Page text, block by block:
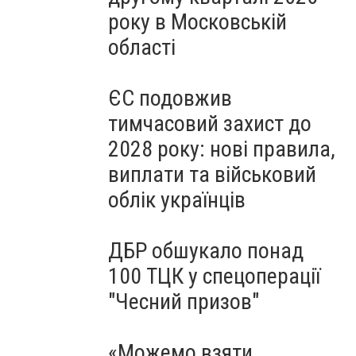
року в Московській
області
ЄС подовжив
тимчасовий захист до
2028 року: нові правила,
виплати та військовий
облік українців
ДБР обшукало понад
100 ТЦК у спецоперації
"Чесний призов"